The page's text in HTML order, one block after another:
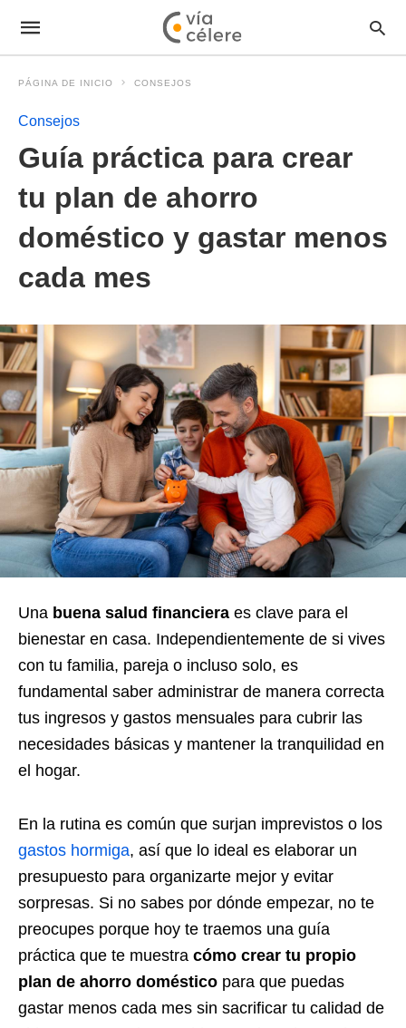
PÁGINA DE INICIO CONSEJOS
Consejos
Guía práctica para crear
tu plan de ahorro
doméstico y gastar menos
cada mes
Una buena salud financiera es clave para el
bienestar en casa. Independientemente de si vives
con tu familia, pareja o incluso solo, es
fundamental saber administrar de manera correcta
tus ingresos y gastos mensuales para cubrir las
necesidades básicas y mantener la tranquilidad en
el hogar.
En la rutina es común que surjan imprevistos o los
gastos hormiga, así que lo ideal es elaborar un
presupuesto para organizarte mejor y evitar
sorpresas. Si no sabes por dónde empezar, no te
preocupes porque hoy te traemos una guía
práctica que te muestra cómo crear tu propio
plan de ahorro doméstico para que puedas
gastar menos cada mes sin sacrificar tu calidad de